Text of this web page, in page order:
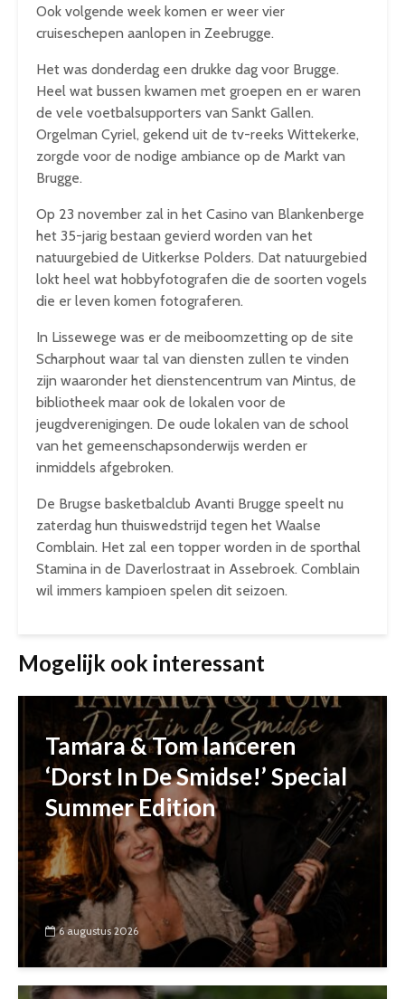
Ook volgende week komen er weer vier
cruiseschepen aanlopen in Zeebrugge.
Het was donderdag een drukke dag voor Brugge.
Heel wat bussen kwamen met groepen en er waren
de vele voetbalsupporters van Sankt Gallen.
Orgelman Cyriel, gekend uit de tv-reeks Wittekerke,
zorgde voor de nodige ambiance op de Markt van
Brugge.
Op 23 november zal in het Casino van Blankenberge
het 35-jarig bestaan gevierd worden van het
natuurgebied de Uitkerkse Polders. Dat natuurgebied
lokt heel wat hobbyfotografen die de soorten vogels
die er leven komen fotograferen.
In Lissewege was er de meiboomzetting op de site
Scharphout waar tal van diensten zullen te vinden
zijn waaronder het dienstencentrum van Mintus, de
bibliotheek maar ook de lokalen voor de
jeugdverenigingen. De oude lokalen van de school
van het gemeenschapsonderwijs werden er
inmiddels afgebroken.
De Brugse basketbalclub Avanti Brugge speelt nu
zaterdag hun thuiswedstrijd tegen het Waalse
Comblain. Het zal een topper worden in de sporthal
Stamina in de Daverlostraat in Assebroek. Comblain
wil immers kampioen spelen dit seizoen.
Mogelijk ook interessant
Tamara & Tom lanceren
‘Dorst In De Smidse!’ Special
Summer Edition
6 augustus 2026